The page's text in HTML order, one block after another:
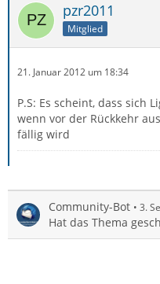
pzr2011
Mitglied
21. Januar 2012 um 18:34
P.S: Es scheint, dass sich
wenn vor der Rückkehr
fällig wird
Community-Bot 3.
Hat das Thema